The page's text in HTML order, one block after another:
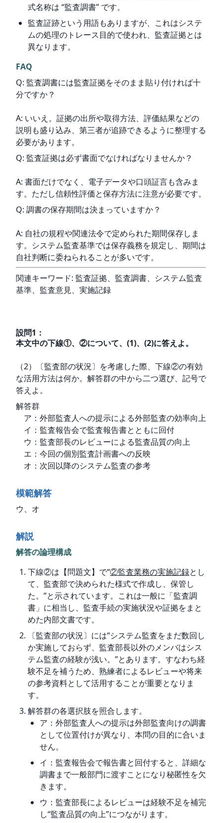
式名称は “監査調書” です。
監査証跡という用語もありますが、これはシステ
ムの処理のトレース目的で使われ、監査証拠とは
異なります。
FAQ
Q: 監査調書には監査証拠をそのまま貼り付ければ十
分ですか？
A: いいえ。証拠の出所や取得方法、評価結果などの
説明も盛り込み、第三者が追跡できるように整理する
必要があります。
Q: 監査証拠は必ず書面でなければなりませんか？
A: 書面だけでなく、電子データや口頭証言も含みま
す。ただし信頼性評価と保存方法に注意が必要です。
Q: 調書の保存期間は決まっていますか？
A: 自社の規程や関連法令で定められた期間保存しま
す。システム監査基準では保存義務を規定し、期間は
自社判断に委ねられることが多いです。
関連キーワード: 監査証拠、監査調書、システム監査
基準、監査意見、実施記録
設問1 ：
本文中の下線①、②について、(1)、(2)に答えよ。
（2）〔監査部の状況〕を考慮した際、下線②の有効
な活用方法は何か。解答群の中から二つ選び、記号で
答えよ。
解答群
ア：外部監査人への提示による外部監査の効率向上
イ：監査報告会で監査報告書とともに回付
ウ：監査部長のレビューによる監査品質の向上
エ：今回の個別監査計画書への反映
オ：次回以降のシステム監査の参考
模範解答
ウ、オ
解説
解答の論理構成
下線②は【問題文】で“②監査業務の実施記録とし
て、監査部で決められた様式で作成し、保管し
た。”と示されています。これは一般に「監査調
書」に相当し、監査手続の実施状況や証拠をまと
めた内部文書です。
〔監査部の状況〕には“システム監査をまだ数回し
か実施しておらず、監査部長以外のメンバはシス
テム監査の経験が浅い。”とあります。すなわち経
験不足を補うため、熟練者によるレビューや将来
の参考資料として活用することが重要となりま
す。
解答群の各選択肢を照合します。
ア：外部監査人への提示は外部監査向けの調書
として位置付けが異なり、本問の目的に合いま
せん。
イ：監査報告会で報告書と回付すると、詳細な
調書まで一般部門に渡すことになり秘匿性を欠
きます。
ウ：監査部長によるレビューは経験不足を補完
し“監査品質の向上”につながります。